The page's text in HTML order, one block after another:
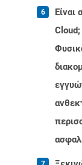
Είναι
Cloud;